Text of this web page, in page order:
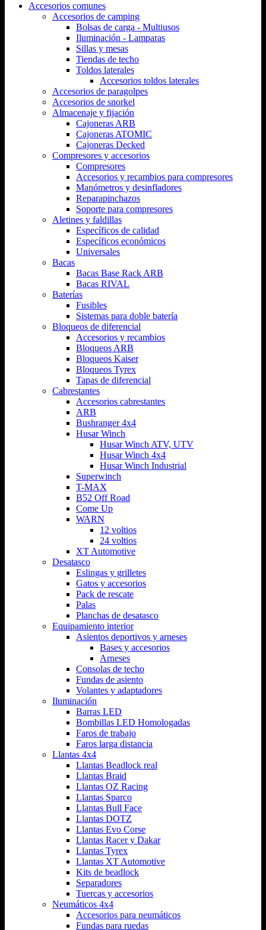
Accesorios comunes
Accesorios de camping
Bolsas de carga - Multiusos
Iluminación - Lamparas
Sillas y mesas
Tiendas de techo
Toldos laterales
Accesorios toldos laterales
Accesorios de paragolpes
Accesorios de snorkel
Almacenaje y fijación
Cajoneras ARB
Cajoneras ATOMIC
Cajoneras Decked
Compresores y accesorios
Compresores
Accesorios y recambios para compresores
Manómetros y desinfladores
Reparapinchazos
Soporte para compresores
Aletines y faldillas
Específicos de calidad
Específicos económicos
Universales
Bacas
Bacas Base Rack ARB
Bacas RIVAL
Baterías
Fusibles
Sistemas para doble batería
Bloqueos de diferencial
Accesorios y recambios
Bloqueos ARB
Bloqueos Kaiser
Bloqueos Tyrex
Tapas de diferencial
Cabrestantes
Accesorios cabrestantes
ARB
Bushranger 4x4
Husar Winch
Husar Winch ATV, UTV
Husar Winch 4x4
Husar Winch Industrial
Superwinch
T-MAX
B52 Off Road
Come Up
WARN
12 voltios
24 voltios
XT Automotive
Desatasco
Eslingas y grilletes
Gatos y accesorios
Pack de rescate
Palas
Planchas de desatasco
Equipamiento interior
Asientos deportivos y arneses
Bases y accesorios
Arneses
Consolas de techo
Fundas de asiento
Volantes y adaptadores
Iluminación
Barras LED
Bombillas LED Homologadas
Faros de trabajo
Faros larga distancia
Llantas 4x4
Llantas Beadlock real
Llantas Braid
Llantas OZ Racing
Llantas Sparco
Llantas Bull Face
Llantas DOTZ
Llantas Evo Corse
Llantas Racer y Dakar
Llantas Tyrex
Llantas XT Automotive
Kits de beadlock
Separadores
Tuercas y accesorios
Neumáticos 4x4
Accesorios para neumáticos
Fundas para ruedas